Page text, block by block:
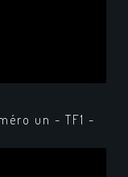
un - TF1 -